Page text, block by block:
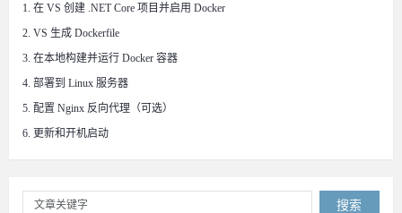
1. 在 VS 创建 .NET Core 项目并启用 Docker
2. VS 生成 Dockerfile
3. 在本地构建并运行 Docker 容器
4. 部署到 Linux 服务器
5. 配置 Nginx 反向代理（可选）
6. 更新和开机启动
搜索